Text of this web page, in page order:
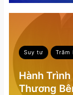
Suy tư Trăm
Hành
Thương